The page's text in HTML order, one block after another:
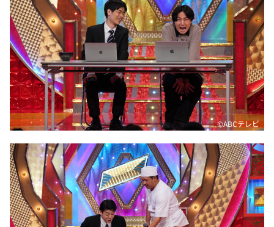
©️ABCテレビ